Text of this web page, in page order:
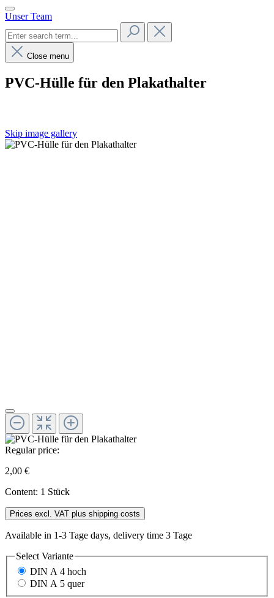
Unser Team
Close menu
PVC-Hülle für den Plakathalter
Skip image gallery
Regular price:
2,00 €
Content: 1 Stück
Prices excl. VAT plus shipping costs
Available in 1-3 Tage days, delivery time 3 Tage
Select Variante
DIN A 4 hoch
DIN A 5 quer